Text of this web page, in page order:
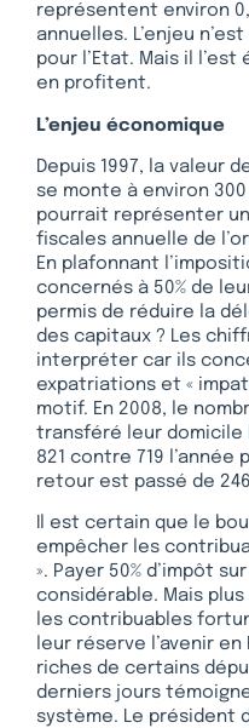
représentent environ
annuelles. L’enjeu
pour l’Etat. Mais il
en profitent.
L’enjeu économique
Depuis 1997, la valeur
se monte à environ
pourrait représenter
fiscales annuelle de
En plafonnant
concernés à 50% de
permis de réduire la
des capitaux ? Les
interpréter car ils
expatriations et «
motif. En 2008, le
transféré leur domicile
821 contre 719
retour est passé de
Il est certain que le
empêcher les
». Payer 50% d’impôt
considérable. Mais
les contribuables
leur réserve l’avenir
riches de certains
derniers jours
système. Le président